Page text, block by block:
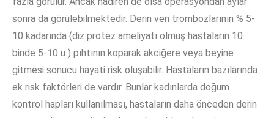
sonra da görülebilmektedir. Derin ven trombozlarının % 5-
10 kadarında (diz protez ameliyatı olmuş hastaların 10
binde 5-10 u ) pıhtının koparak akciğere veya beyine
gitmesi sonucu hayati risk oluşabilir. Hastaların bazılarında
ek risk faktörleri de vardır. Bunlar kadınlarda doğum
kontrol hapları kullanılması, hastaların daha önceden derin